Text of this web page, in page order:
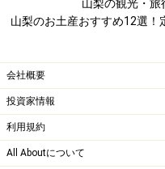
澤田屋「くろ玉」4個入り
んどう豆を使ったうぐ
い皮は、羊羹に仕立てた
るとクセになります。
子です。
山梨の観光・旅
山梨のお土産おすすめ12選！
会社概要
投資家情報
利用規約
All Aboutについて